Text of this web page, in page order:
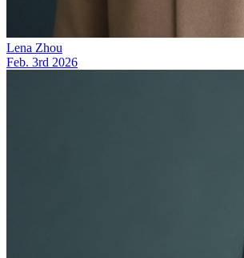
Lena Zhou
Feb. 3rd 2026